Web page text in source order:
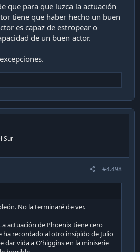
que para que luzca la actuación
tiene que haber hecho un buen
es capaz de estropear o
de un buen actor.
Sur
#4.498
No la terminaré de ver.
actuación de Phoenix tiene cero
ha recordado al otro insípido de Julio
dar vida a O'higgins en la miniserie